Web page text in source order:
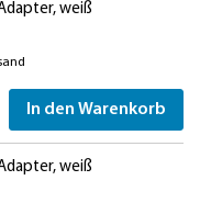
weiß
In den Warenkorb
weiß